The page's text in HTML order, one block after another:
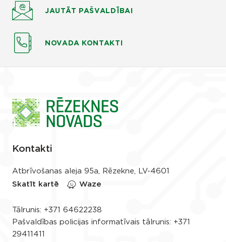
JAUTĀT PAŠVALDĪBAI
NOVADA KONTAKTI
Kontakti
Atbrīvošanas aleja 95a, Rēzekne, LV-4601
Skatīt kartē
Waze
Tālrunis: +371 64622238
Pašvaldības policijas informatīvais tālrunis: +371
29411411